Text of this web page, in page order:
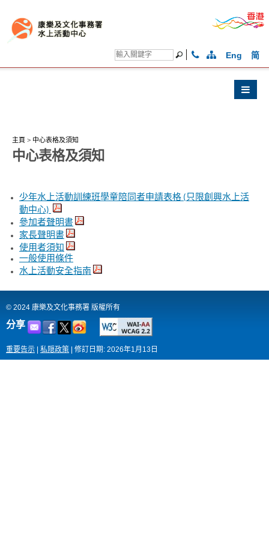
Eng 简
主頁 > 中心表格及須知
中心表格及須知
少年水上活動訓練班學童陪同者申請表格 (只限創興水上活
動中心)
參加者聲明書
家長聲明書
使用者須知
一般使用條件
水上活動安全指南
© 2024 康樂及文化事務署 版權所有
分享
重要告示 私隠政策 修訂日期: 2026年1月13日